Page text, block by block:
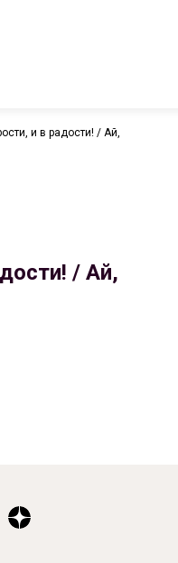
и в радости! / Ай,
/ Ай,